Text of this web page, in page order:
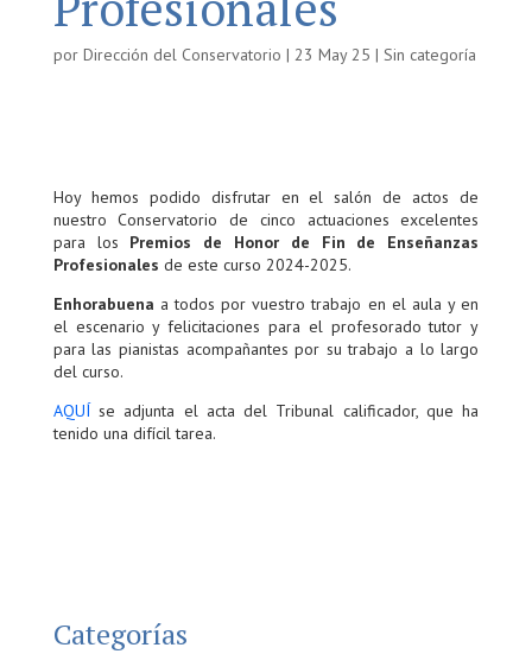
por Dirección del Conservatorio | 23 May 25 | Sin categoría
Hoy hemos podido disfrutar en el salón de actos de
nuestro Conservatorio de cinco actuaciones excelentes
para los Premios de Honor de Fin de Enseñanzas
Profesionales de este curso 2024-2025.
Enhorabuena a todos por vuestro trabajo en el aula y en
el escenario y felicitaciones para el profesorado tutor y
para las pianistas acompañantes por su trabajo a lo largo
del curso.
AQUÍse adjunta el acta del Tribunal calificador, que ha
tenido una difícil tarea.
Categorías